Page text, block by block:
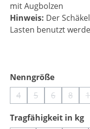
mit Augbolzen
Hinweis: Der
Lasten benutzt
Nenngröße
4(Diese Option ist
5(Diese Option
6(Diese
8
Tragfähigkeit in kg